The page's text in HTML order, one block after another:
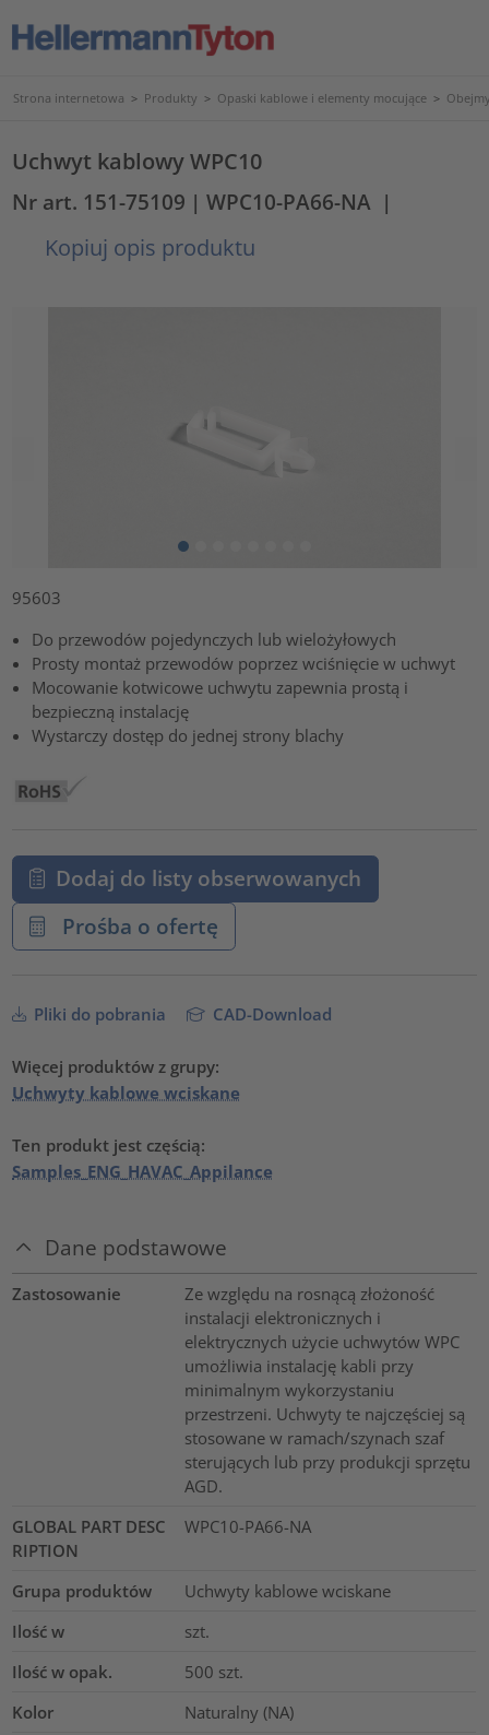
Strona internetowa > Produkty > Opaski kablowe i elementy mocujące >
Uchwyt kablowy WPC10
Nr art. 151-75109 | WPC10-PA66-NA |
Kopiuj opis produktu
95603
Do przewodów pojedynczych lub wielożyłowych
Prosty montaż przewodów poprzez wciśnięcie w uchwyt
Mocowanie kotwicowe uchwytu zapewnia prostą i
bezpieczną instalację
Wystarczy dostęp do jednej strony blachy
Dodaj do listy obserwowanych
Prośba o ofertę
Pliki do pobrania CAD-Download
Więcej produktów z grupy:
Uchwyty kablowe wciskane
Ten produkt jest częścią:
Samples_ENG_HAVAC_Appilance
Dane podstawowe
Zastosowanie
Ze względu na rosnącą złożoność
instalacji elektronicznych i
elektrycznych użycie uchwytów WPC
umożliwia instalację kabli przy
minimalnym wykorzystaniu
przestrzeni. Uchwyty te najczęściej są
stosowane w ramach/szynach szaf
sterujących lub przy produkcji sprzętu
AGD.
GLOBAL PART DESC
RIPTION
WPC10-PA66-NA
Grupa produktów
Uchwyty kablowe wciskane
Ilość w
szt.
Ilość w opak.
500 szt.
Kolor
Naturalny (NA)